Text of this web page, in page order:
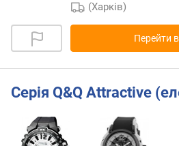
(Харків)
Перейти
Серія Q&Q Attractive